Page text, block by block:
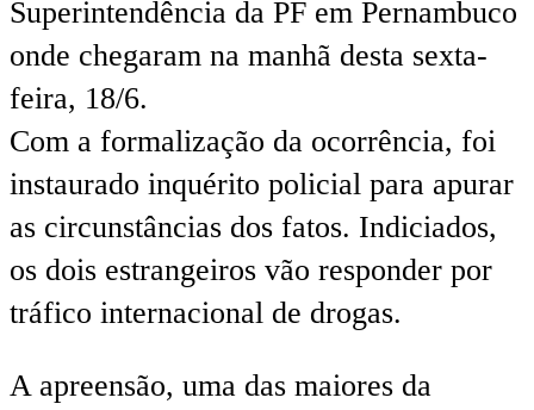
Superintendência da PF em Pernambuco
onde chegaram na manhã desta sexta-
feira, 18/6.
Com a formalização da ocorrência, foi
instaurado inquérito policial para apurar
as circunstâncias dos fatos. Indiciados,
os dois estrangeiros vão responder por
tráfico internacional de drogas.
A apreensão, uma das maiores da